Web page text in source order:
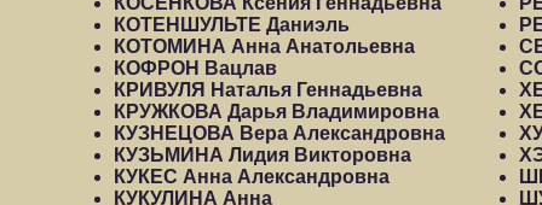
КОТЕНШУЛЬТЕ Даниэль
КОТОМИНА Анна Анатольевна
КОФРОН Вацлав
КРИВУЛЯ Наталья Геннадьевна
КРУЖКОВА Дарья Владимировна
КУЗНЕЦОВА Вера Александровна
КУЗЬМИНА Лидия Викторовна
КУКЕС Анна Александровна
КУКУЛИНА Анна